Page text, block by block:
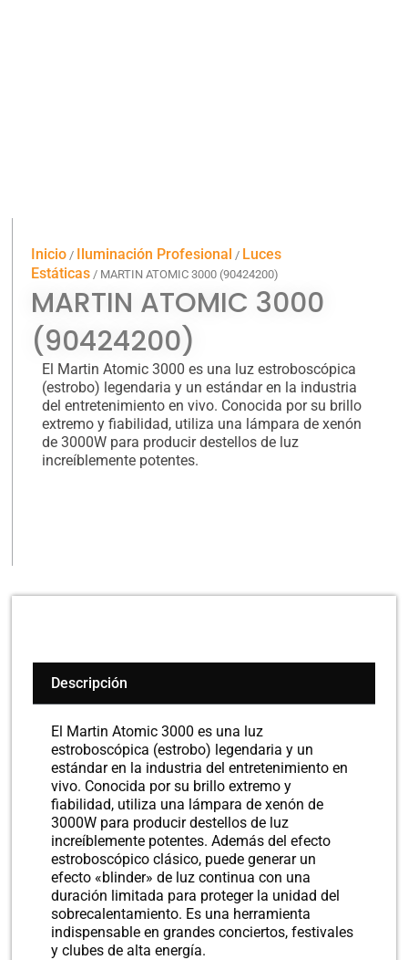
Inicio / Iluminación Profesional / Luces
Estáticas / MARTIN ATOMIC 3000 (90424200)
MARTIN ATOMIC 3000
(90424200)
El Martin Atomic 3000 es una luz estroboscópica
(estrobo) legendaria y un estándar en la industria
del entretenimiento en vivo. Conocida por su brillo
extremo y fiabilidad, utiliza una lámpara de xenón
de 3000W para producir destellos de luz
increíblemente potentes.
Descripción
El Martin Atomic 3000 es una luz
estroboscópica (estrobo) legendaria y un
estándar en la industria del entretenimiento en
vivo. Conocida por su brillo extremo y
fiabilidad, utiliza una lámpara de xenón de
3000W para producir destellos de luz
increíblemente potentes. Además del efecto
estroboscópico clásico, puede generar un
efecto «blinder» de luz continua con una
duración limitada para proteger la unidad del
sobrecalentamiento. Es una herramienta
indispensable en grandes conciertos, festivales
y clubes de alta energía.